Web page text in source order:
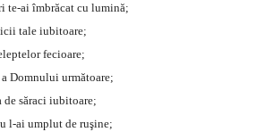
te-ai îmbrăcat cu lumină;
tale iubitoare;
fecioare;
Domnului următoare;
săraci iubitoare;
l-ai umplut de ruşine;